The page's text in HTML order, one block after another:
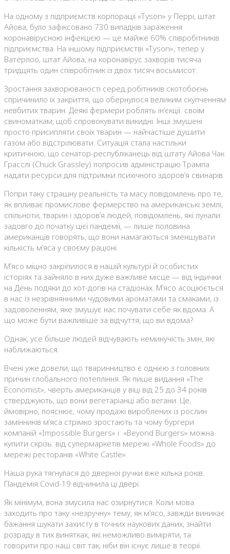
На одному з підприємств корпорації «Tyson» у Перрі, штат
Айова, було зафіксовано 730 випадків зараження
коронавірусною інфекцією — це майже 60% співробітників
підприємства. На іншому підприємстві «Tyson», тепер у
Ватерлоо, штат Айова, на коронавірус захворів тисяча
тридцять один співробітник із двох тисяч восьмисот.
Зростання захворюваності серед робітників скотобоєнь
спричинило їх закриття, що обернулося великим скупченням
невбитих тварин. Деякі фермери роблять ін’єкції своїм
свиноматкам, щоб спровокувати викидні. Інші змушені
просто присипляти своїх тварин — найчастіше душити
газом або відстрілювати. Ситуація стала настільки
критичною, що сенатор-республіканець від штату Айова Чак
Грасслі (Chuck Grassley) попросив адміністрацію Трампа
надати ресурси для підтримки психічного здоров’я свинарів.
Попри таку страшну реальність та масу повідомлень про те,
як впливає промислове фермерство на американські землі,
спільноти, тварин і здоров’я людей, повідомлень, які лунали
задовго до початку цієї пандемії, — лише половина
американців говорять, що вони намагаються зменшувати
кількість м’яса у своєму раціоні.
М’ясо міцно закріпилося в нашій культурі й особистих
історіях та зайняло в них дуже важливе місце — від індички
на День подяки до хот-догів на стадіонах. М’ясо асоціюється
в нас із незрівнянними чудовими ароматами та смаками, із
задоволенням, яке змушує нас почувати себе як вдома. А
що може бути важливіше за відчуття, що ви вдома?
Однак, усе більше людей відчувають неминучість змін, які
наближаються.
Вчені уже довели, що тваринництво є однією з головних
причин глобального потепління. Як пише видання «The
Economist», чверть американців у віці від 25 до 34 років
стверджують, що вони вегетаріанці або вегани. Це,
ймовірно, пояснює, чому продажі вироблених із рослин
замінників м’яса стрімко зростають та чому бургери
компаній «Impossible Burgers» і «Beyond Burgers» можна
купити скрізь: від супермаркетів мережі «Whole Foods» до
мережі ресторанів «White Castle».
Наша рука тягнулася до дверної ручки вже кілька років.
Пандемія Covid-19 відчинила ці двері.
Як мінімум, вона змусила нас озирнутися. Коли мова
заходить про таку «незручну» тему, як м’ясо, завжди виникає
бажання шукати захисту в точних наукових даних, знайти
розраду в тих винятках, які неможливо виміряти, та
говорити про наш світ так, ніби він існує лише в теорії.